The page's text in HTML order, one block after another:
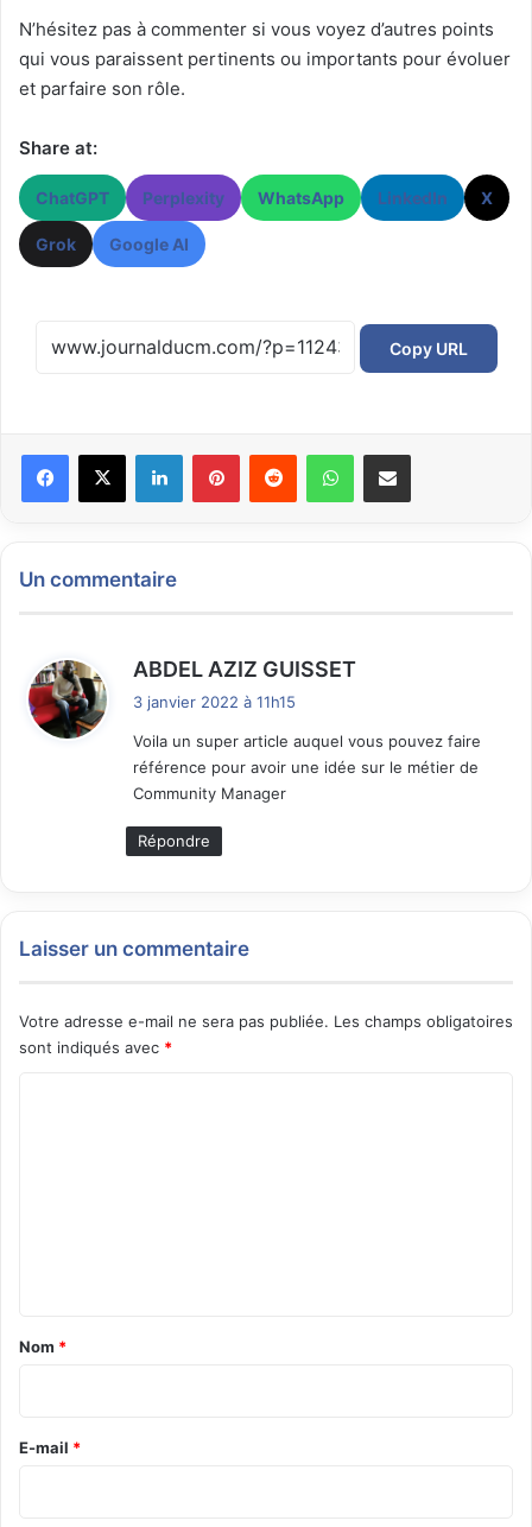
N’hésitez pas à commenter si vous voyez d’autres points
qui vous paraissent pertinents ou importants pour évoluer
et parfaire son rôle.
Share at:
ChatGPT Perplexity WhatsApp LinkedIn X
Grok Google AI
Copy URL
Un commentaire
ABDEL AZIZ GUISSET
3 janvier 2022 à 11h15
Voila un super article auquel vous pouvez faire
référence pour avoir une idée sur le métier de
Community Manager
Répondre
Laisser un commentaire
Votre adresse e-mail ne sera pas publiée. Les champs obligatoires
sont indiqués avec *
a
e
Nom *
E-mail *